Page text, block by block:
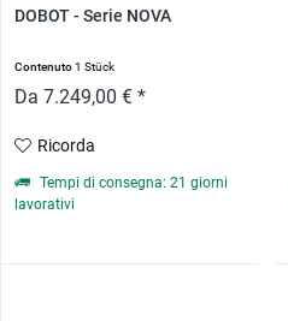
DOBOT - Serie NOVA
Contenuto1 Stück
Da 7.249,00 € *
Ricorda
Tempi di consegna: 21 giorni
lavorativi